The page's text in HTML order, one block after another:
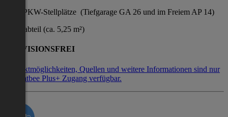
Zwei PKW-Stellplätze (Tiefgarage GA 26 und im Freiem AP 14)
Kellerabteil (ca. 5,25 m²)
PROVISIONSFREI
Kontaktmöglichkeiten, Quellen und weitere Informationen sind nur
mit Flatbee Plus+ Zugang verfügbar.